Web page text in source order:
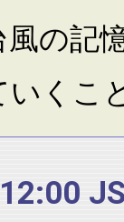
の記
いくこ